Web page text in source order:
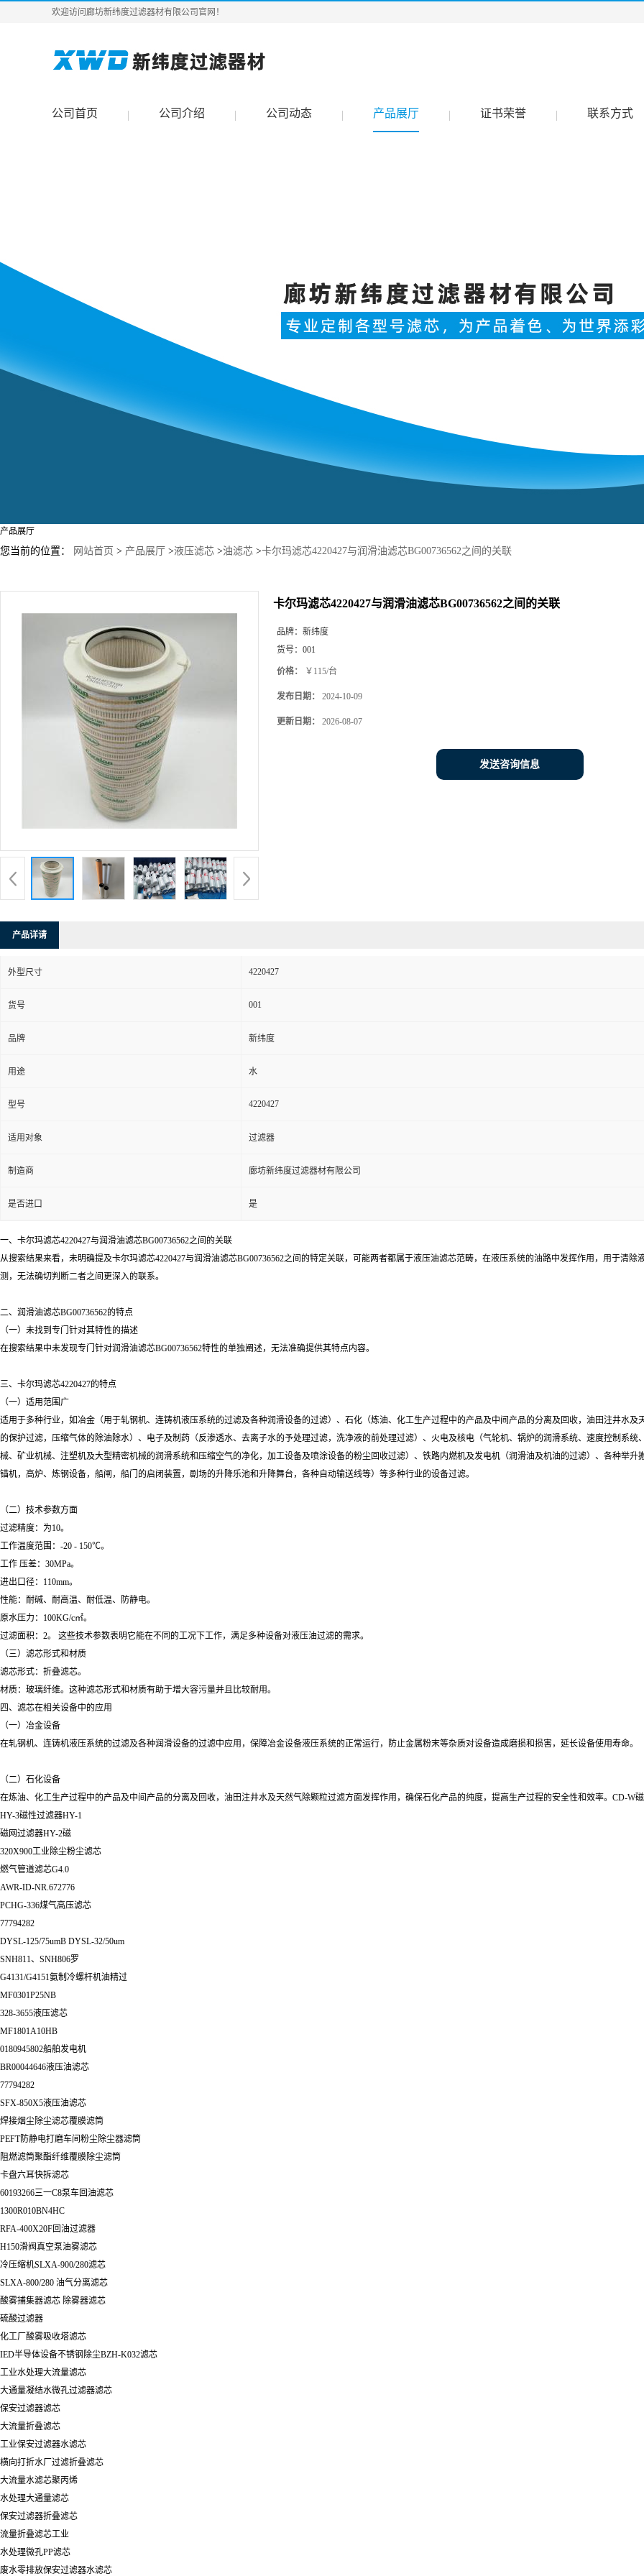
欢迎访问廊坊新纬度过滤器材有限公司官网！
公司首页 公司介绍 公司动态 产品展厅 证书荣誉 联系方式
产品展厅
您当前的位置： 网站首页 > 产品展厅 >液压滤芯 >油滤芯 >卡尔玛滤芯4220427与润滑油滤芯BG00736562之间的关联
卡尔玛滤芯4220427与润滑油滤芯BG00736562之间的关联
品牌： 新纬度
货号： 001
价格： ￥115/台
发布日期： 2024-10-09
更新日期： 2026-08-07
发送咨询信息
产品详请
外型尺寸 4220427
货号 001
品牌 新纬度
用途 水
型号 4220427
适用对象 过滤器
制造商 廊坊新纬度过滤器材有限公司
是否进口 是
一、卡尔玛滤芯4220427与润滑油滤芯BG00736562之间的关联
从搜索结果来看，未明确提及卡尔玛滤芯4220427与润滑油滤芯BG00736562之间的特定关联，可能两者都属于液压油滤芯范畴，在液压系统的油路中发挥作用，用于清
测，无法确切判断二者之间更深入的联系。
二、润滑油滤芯BG00736562的特点
（一）未找到专门针对其特性的描述
在搜索结果中未发现专门针对润滑油滤芯BG00736562特性的单独阐述，无法准确提供其特点内容。
三、卡尔玛滤芯4220427的特点
（一）适用范围广
适用于多种行业，如冶金（用于轧钢机、连铸机液压系统的过滤及各种润滑设备的过滤）、石化（炼油、化工生产过程中的产品及中间产品的分离及回收，油田注井水
的保护过滤，压缩气体的除油除水）、电子及制药（反渗透水、去离子水的予处理过滤，洗净液的前处理过滤）、火电及核电（气轮机、锅炉的润滑系统、速度控制系
械、矿业机械、注塑机及大型精密机械的润滑系统和压缩空气的净化，加工设备及喷涂设备的粉尘回收过滤）、铁路内燃机及发电机（润滑油及机油的过滤）、各种举
锚机，高炉、炼钢设备，船闸，船门的启闭装置，剧场的升降乐池和升降舞台，各种自动输送线等）等多种行业的设备过滤。
（二）技术参数方面
过滤精度：为10。
工作温度范围：-20 - 150℃。
工作 压差：30MPa。
进出口径：110mm。
性能：耐碱、耐高温、耐低温、防静电。
原水压力：100KG/c㎡。
过滤面积：2。 这些技术参数表明它能在不同的工况下工作，满足多种设备对液压油过滤的需求。
（三）滤芯形式和材质
滤芯形式：折叠滤芯。
材质：玻璃纤维。这种滤芯形式和材质有助于增大容污量并且比较耐用。
四、滤芯在相关设备中的应用
（一）冶金设备
在轧钢机、连铸机液压系统的过滤及各种润滑设备的过滤中应用，保障冶金设备液压系统的正常运行，防止金属粉末等杂质对设备造成磨损和损害，延长设备使用寿命。
（二）石化设备
在炼油、化工生产过程中的产品及中间产品的分离及回收，油田注井水及天然气除颗粒过滤方面发挥作用，确保石化产品的纯度，提高生产过程的安全性和效率。CD-W
HY-3磁性过滤器HY-1
磁网过滤器HY-2磁
320X900工业除尘粉尘滤芯
燃气管道滤芯G4.0
AWR-ID-NR.672776
PCHG-336煤气高压滤芯
77794282
DYSL-125/75umB DYSL-32/50um
SNH811、SNH806罗
G4131/G4151氨制冷螺杆机油精过
MF0301P25NB
328-3655液压滤芯
MF1801A10HB
0180945802船舶发电机
BR00044646液压油滤芯
77794282
SFX-850X5液压油滤芯
焊接烟尘除尘滤芯覆膜滤筒
PEFT防静电打磨车间粉尘除尘器滤筒
阻燃滤筒聚酯纤维覆膜除尘滤筒
卡盘六耳快拆滤芯
60193266三一C8泵车回油滤芯
1300R010BN4HC
RFA-400X20F回油过滤器
H150滑阀真空泵油雾滤芯
冷压缩机SLXA-900/280滤芯
SLXA-800/280 油气分离滤芯
酸雾捕集器滤芯 除雾器滤芯
硫酸过滤器
化工厂酸雾吸收塔滤芯
IED半导体设备不锈钢除尘BZH-K032滤芯
工业水处理大流量滤芯
大通量凝结水微孔过滤器滤芯
保安过滤器滤芯
大流量折叠滤芯
工业保安过滤器水滤芯
横向打折水厂过滤折叠滤芯
大流量水滤芯聚丙烯
水处理大通量滤芯
保安过滤器折叠滤芯
流量折叠滤芯工业
水处理微孔PP滤芯
废水零排放保安过滤器水滤芯